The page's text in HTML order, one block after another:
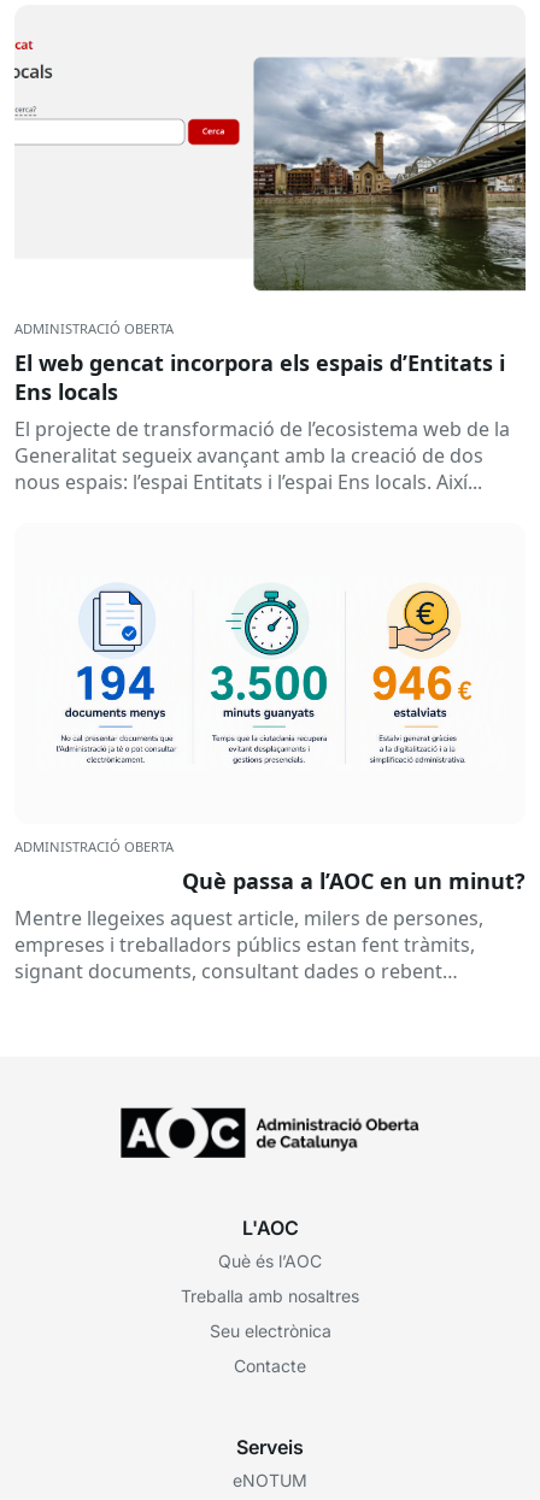
ADMINISTRACIÓ OBERTA
El web gencat incorpora els espais d’Entitats i
Ens locals
El projecte de transformació de l’ecosistema web de la
Generalitat segueix avançant amb la creació de dos
nous espais: l’espai Entitats i l’espai Ens locals. Així...
ADMINISTRACIÓ OBERTA
Què passa a l’AOC en un minut?
Mentre llegeixes aquest article, milers de persones,
empreses i treballadors públics estan fent tràmits,
signant documents, consultant dades o rebent
L'AOC
Què és l’AOC
Treballa amb nosaltres
Seu electrònica
Contacte
Serveis
eNOTUM